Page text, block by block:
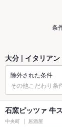
条
大分 | イタリア
除外された条件
その他こだわり条
石窯ピッツァ 牛
中央町 居酒屋